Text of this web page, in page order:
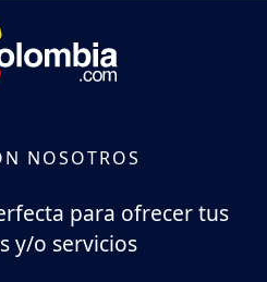
NOSOTROS
para ofrecer tus
y/o servicios